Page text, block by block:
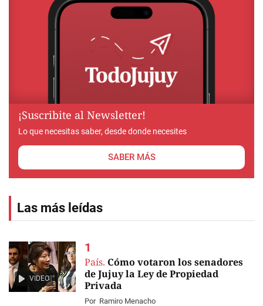
¡Suscribite al Newsletter!
Lo que necesitas saber, desde donde necesites
SABER MÁS
Las más leídas
VIDEO
País. Cómo votaron los senadores
de Jujuy la Ley de Propiedad
Privada
Por Ramiro Menacho